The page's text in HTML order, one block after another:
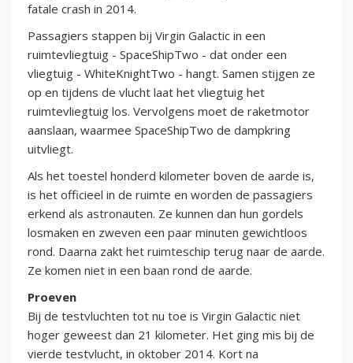
fatale crash in 2014.
Passagiers stappen bij Virgin Galactic in een
ruimtevliegtuig - SpaceShipTwo - dat onder een
vliegtuig - WhiteKnightTwo - hangt. Samen stijgen ze
op en tijdens de vlucht laat het vliegtuig het
ruimtevliegtuig los. Vervolgens moet de raketmotor
aanslaan, waarmee SpaceShipTwo de dampkring
uitvliegt.
Als het toestel honderd kilometer boven de aarde is,
is het officieel in de ruimte en worden de passagiers
erkend als astronauten. Ze kunnen dan hun gordels
losmaken en zweven een paar minuten gewichtloos
rond. Daarna zakt het ruimteschip terug naar de aarde.
Ze komen niet in een baan rond de aarde.
Proeven
Bij de testvluchten tot nu toe is Virgin Galactic niet
hoger geweest dan 21 kilometer. Het ging mis bij de
vierde testvlucht, in oktober 2014. Kort na